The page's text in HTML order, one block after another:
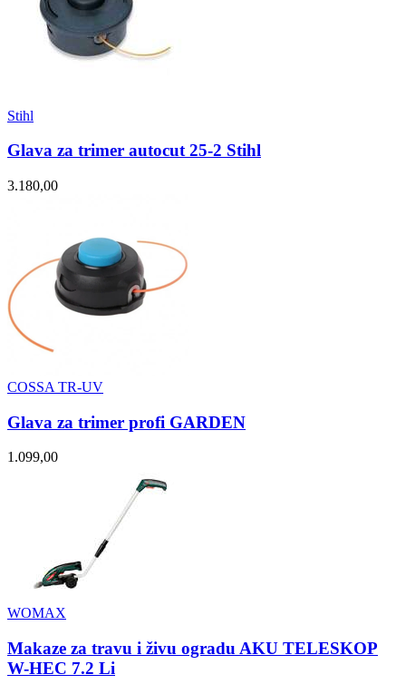
Stihl
Glava za trimer autocut 25-2 Stihl
3.180,00
COSSA TR-UV
Glava za trimer profi GARDEN
1.099,00
WOMAX
Makaze za travu i živu ogradu AKU TELESKOP
W-HEC 7.2 Li